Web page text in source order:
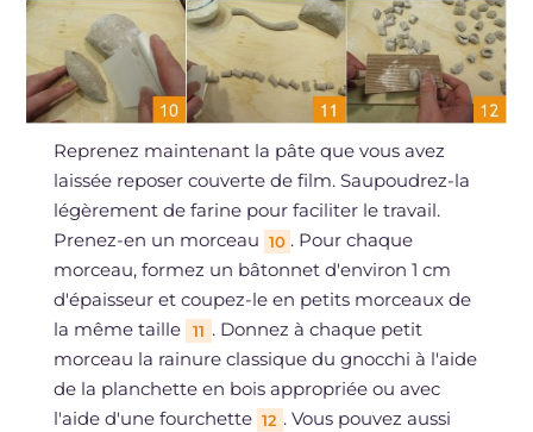
Reprenez maintenant la pâte que vous avez
laissée reposer couverte de film. Saupoudrez-la
légèrement de farine pour faciliter le travail.
Prenez-en un morceau 10 . Pour chaque
morceau, formez un bâtonnet d'environ 1 cm
d'épaisseur et coupez-le en petits morceaux de
la même taille
11 . Donnez à chaque petit
morceau la rainure classique du gnocchi à l'aide
de la planchette en bois appropriée ou avec
l'aide d'une fourchette 12 . Vous pouvez aussi